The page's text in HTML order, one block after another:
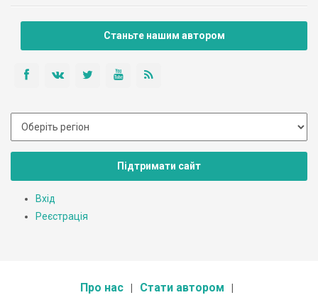
Станьте нашим автором
Підтримати сайт
Вхід
Реєстрація
Про нас Стати автором